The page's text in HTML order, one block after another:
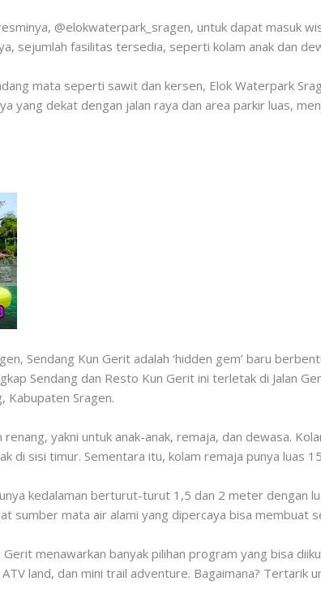
@elokwaterpark_sragen, untuk dapat masuk
sejumlah fasilitas tersedia, seperti kolam anak dan
mata seperti sawit dan kersen, Elok Waterpark
yang dekat dengan jalan raya dan area parkir luas,
Sendang Kun Gerit adalah ‘hidden gem’ baru
Sendang dan Resto Kun Gerit ini terletak di Jalan
Kabupaten Sragen.
yakni untuk anak-anak, remaja, dan dewasa.
di sisi timur. Sementara itu, kolam remaja punya luas
kedalaman berturut-turut 1,5 dan 2 meter dengan
sumber mata air alami yang dipercaya bisa membuat
Gerit menawarkan banyak pilihan program yang bisa
land, dan mini trail adventure. Bagaimana? Tertarik